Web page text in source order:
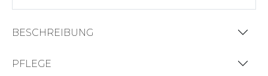
BESCHREIBUNG
PFLEGE